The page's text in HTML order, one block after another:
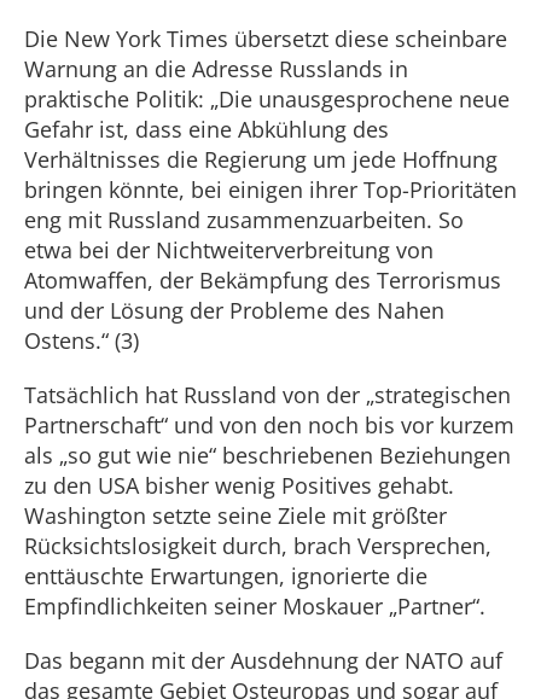
Die New York Times übersetzt diese scheinbare
Warnung an die Adresse Russlands in
praktische Politik: „Die unausgesprochene neue
Gefahr ist, dass eine Abkühlung des
Verhältnisses die Regierung um jede Hoffnung
bringen könnte, bei einigen ihrer Top-Prioritäten
eng mit Russland zusammenzuarbeiten. So
etwa bei der Nichtweiterverbreitung von
Atomwaffen, der Bekämpfung des Terrorismus
und der Lösung der Probleme des Nahen
Ostens.“ (3)
Tatsächlich hat Russland von der „strategischen
Partnerschaft“ und von den noch bis vor kurzem
als „so gut wie nie“ beschriebenen Beziehungen
zu den USA bisher wenig Positives gehabt.
Washington setzte seine Ziele mit größter
Rücksichtslosigkeit durch, brach Versprechen,
enttäuschte Erwartungen, ignorierte die
Empfindlichkeiten seiner Moskauer „Partner“.
Das begann mit der Ausdehnung der NATO auf
das gesamte Gebiet Osteuropas und sogar auf